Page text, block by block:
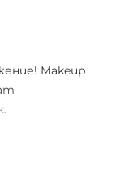
Makeup
хайлайтър